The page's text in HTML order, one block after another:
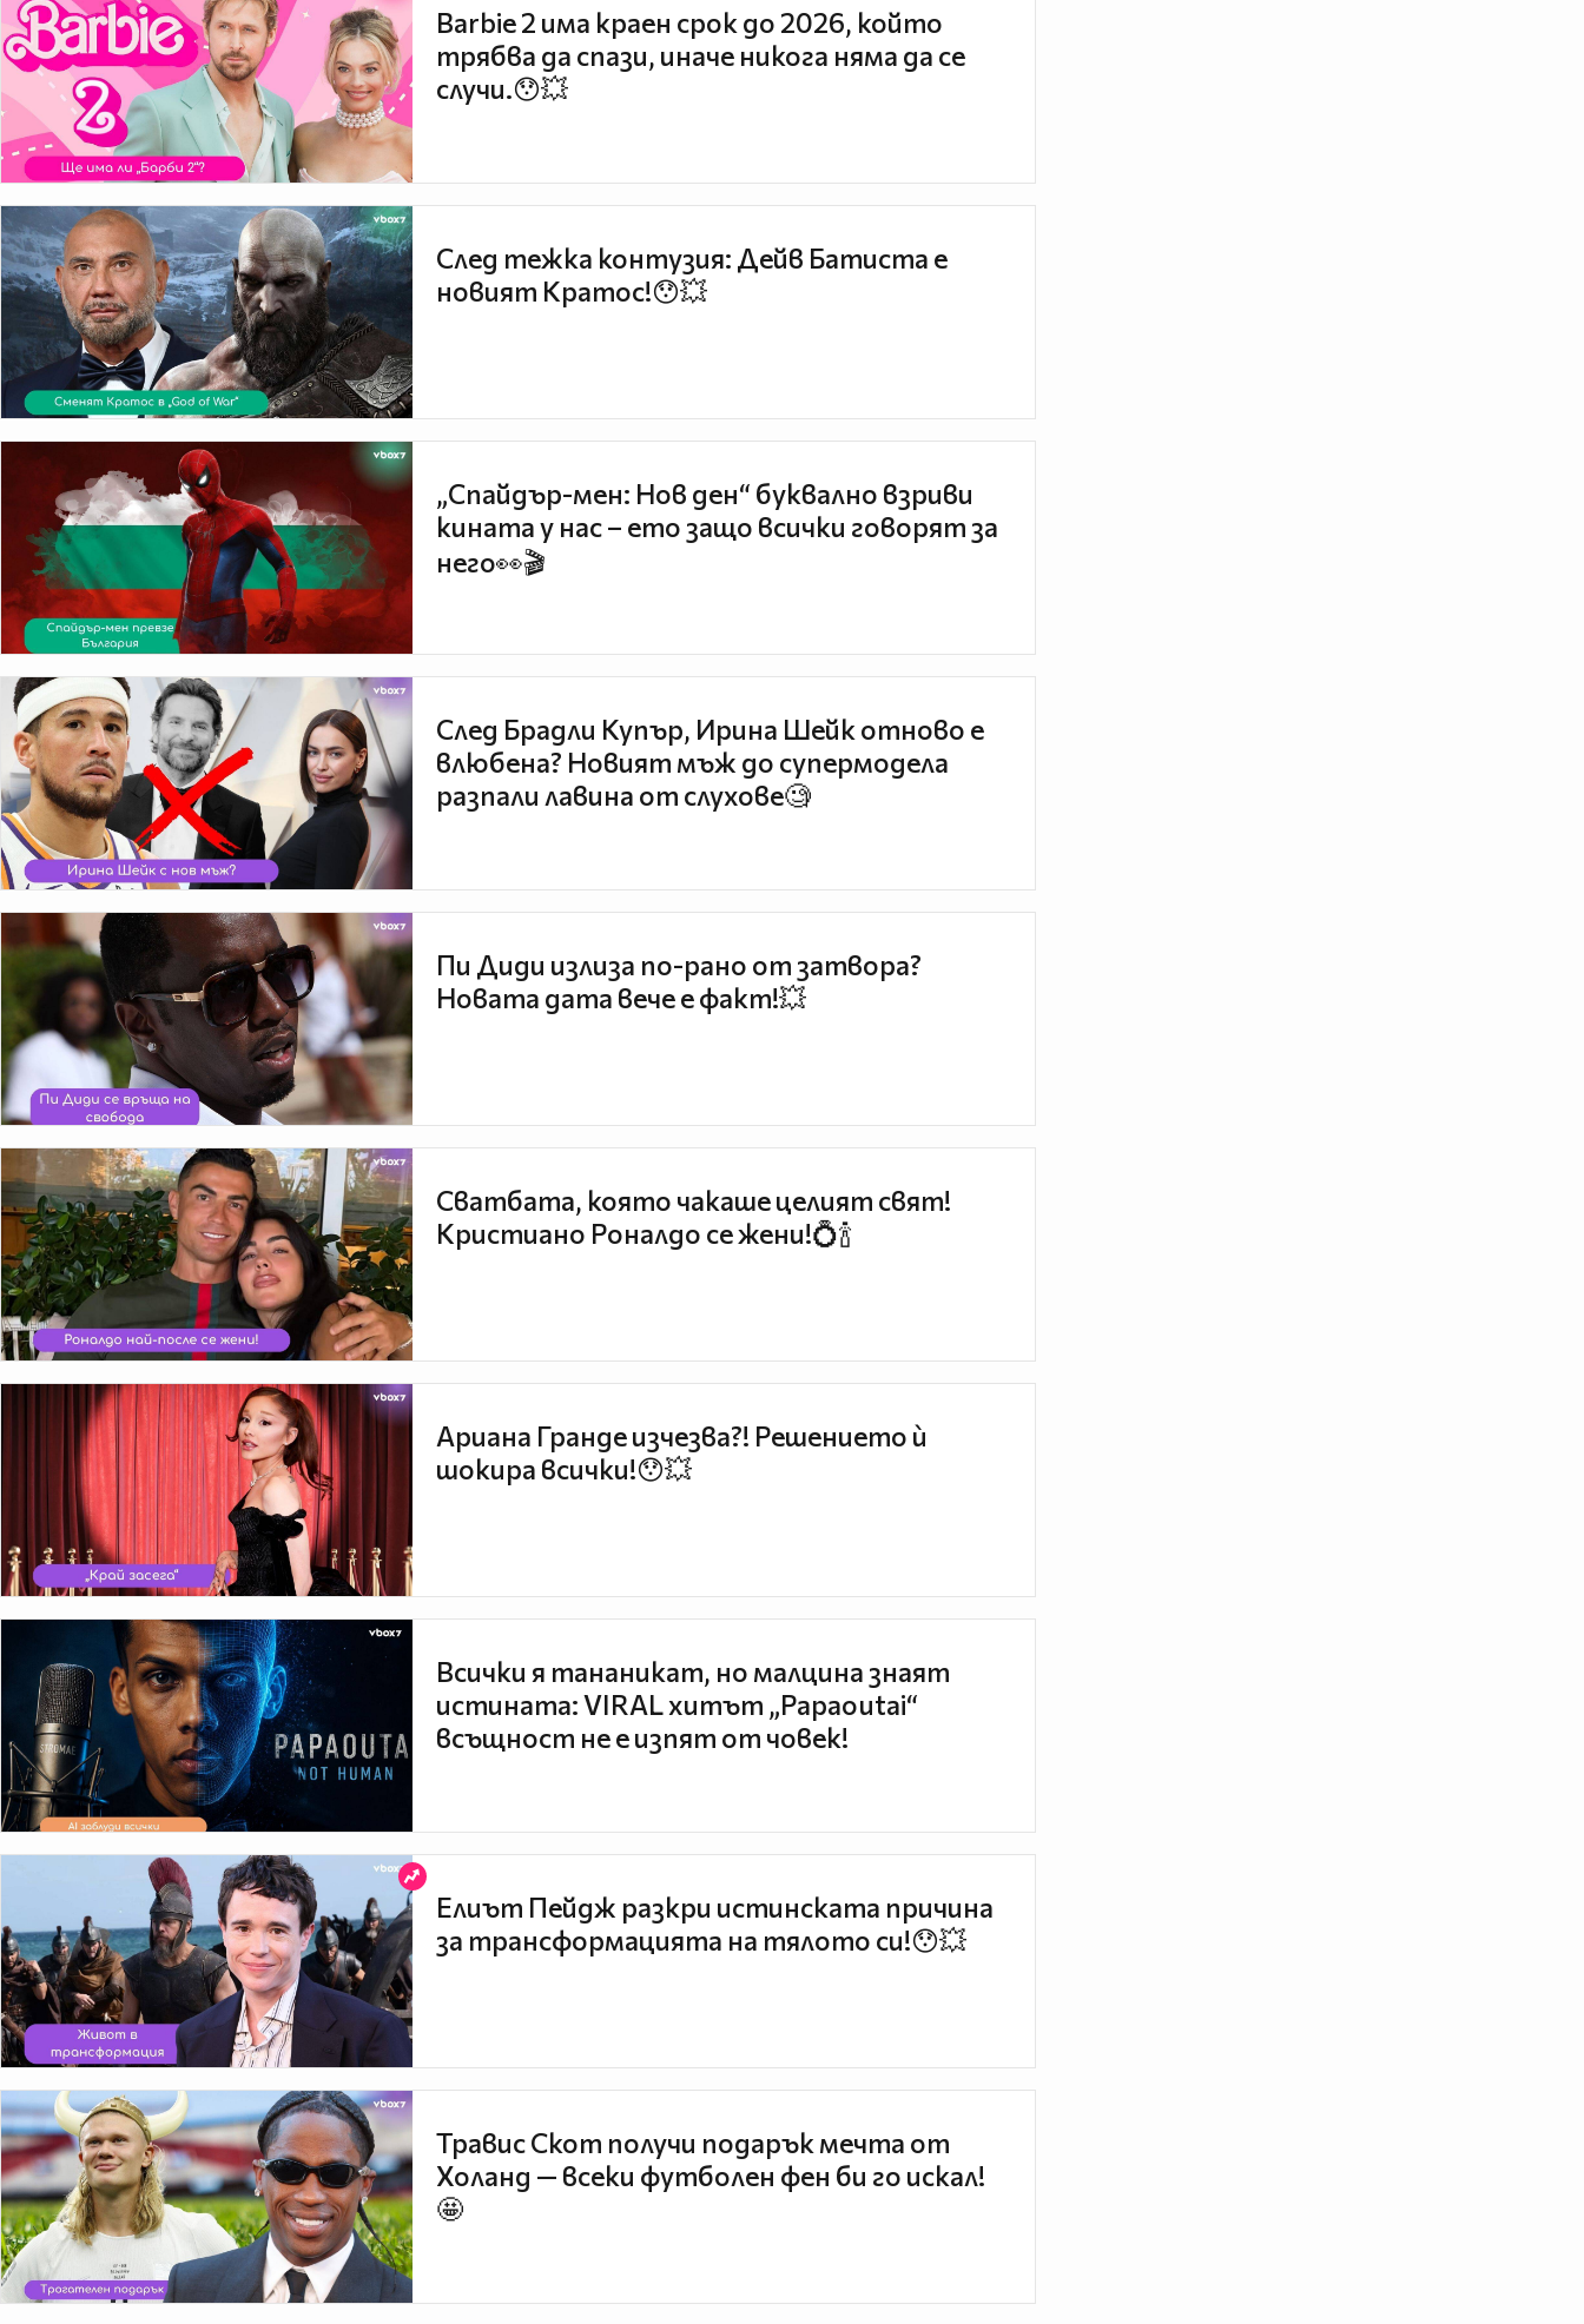
Barbie 2 има краен срок до 2026, който
трябва да спази, иначе никога няма да се
случи.😯💥
След тежка контузия: Дейв Батиста е
новият Кратос!😯💥
„Спайдър-мен: Нов ден“ буквално взриви
кината у нас – ето защо всички говорят за
него👀🎬
След Брадли Купър, Ирина Шейк отново е
влюбена? Новият мъж до супермодела
разпали лавина от слухове🧐
Пи Диди излиза по-рано от затвора?
Новата дата вече е факт!💥
Сватбата, която чакаше целият свят!
Кристиано Роналдо се жени!💍🍾
Ариана Гранде изчезва?! Решението ѝ
шокира всички!😯💥
Всички я тананикат, но малцина знаят
истината: VIRAL хитът „Papaoutai“
всъщност не е изпят от човек!
Елиът Пейдж разкри истинската причина
за трансформацията на тялото си!😯💥
Травис Скот получи подарък мечта от
Холанд — всеки футболен фен би го искал!
🤩